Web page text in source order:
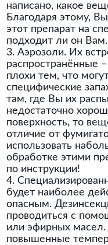
написано, какое
Благодаря этому,
этот препарат на
подходит ли он Вам.
3. Аэрозоли. Их
распространённые
плохи тем, что
специфические
там, где Вы их
недостаточно
поверхность, то
отличие от
использовать
обработке этими
по инструкции!
4.
будет наиболее
опасным.
проводиться с
или эфирных
повышенные